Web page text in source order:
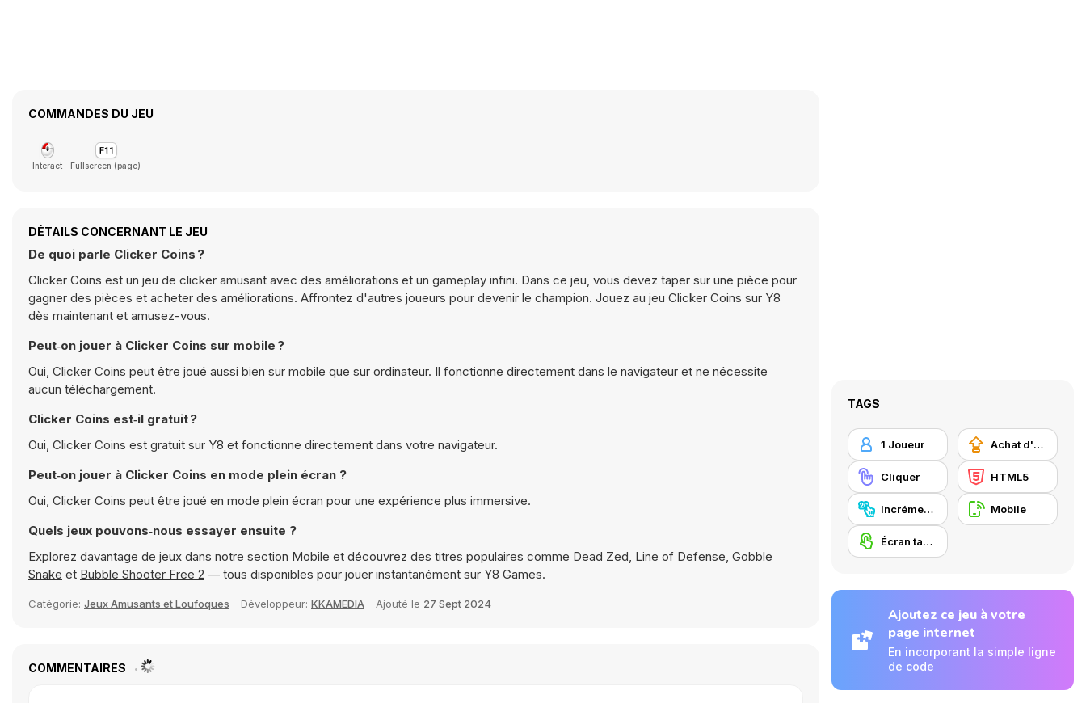
COMMANDES DU JEU
Interact Fullscreen (page)
DÉTAILS CONCERNANT LE JEU
De quoi parle Clicker Coins ?
Clicker Coins est un jeu de clicker amusant avec des améliorations et un gameplay infini. Dans ce jeu, vous devez taper sur une pièce pour
gagner des pièces et acheter des améliorations. Affrontez d'autres joueurs pour devenir le champion. Jouez au jeu Clicker Coins sur Y8
dès maintenant et amusez-vous.
Peut‑on jouer à Clicker Coins sur mobile ?
Oui, Clicker Coins peut être joué aussi bien sur mobile que sur ordinateur. Il fonctionne directement dans le navigateur et ne nécessite
aucun téléchargement.
Clicker Coins est‑il gratuit ?
Oui, Clicker Coins est gratuit sur Y8 et fonctionne directement dans votre navigateur.
Peut‑on jouer à Clicker Coins en mode plein écran ?
Oui, Clicker Coins peut être joué en mode plein écran pour une expérience plus immersive.
Quels jeux pouvons‑nous essayer ensuite ?
Explorez davantage de jeux dans notre section Mobile et découvrez des titres populaires comme Dead Zed, Line of Defense, Gobble
Snake et Bubble Shooter Free 2 — tous disponibles pour jouer instantanément sur Y8 Games.
Catégorie: Jeux Amusants et Loufoques Développeur: KKAMEDIA Ajouté le 27 Sept 2024
COMMENTAIRES
TAGS
1 Joueur Achat d'améliorations
Cliquer HTML5
Incrémental Mobile
Écran tactile
Ajoutez ce jeu à votre
page internet
En incorporant la simple ligne
de code